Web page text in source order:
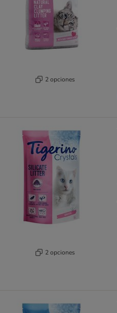
2 opciones
2 opciones